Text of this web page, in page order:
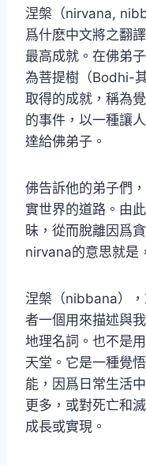
涅槃（nirvana,
爲什麽中文將之翻
最高成就。在佛弟
為菩提樹（Bodhi-
取得的成就，稱為
的事件，以一種讓
達給佛弟子。
佛告訴他的弟子們
實世界的道路。由
昧，從而脫離因爲
nirvana的意思就是
涅槃（nibbana）
者一個用來描述與
地理名詞。也不是
天堂。它是一種覺
能，因爲日常生活
更多，或對死亡和
成長或實現。